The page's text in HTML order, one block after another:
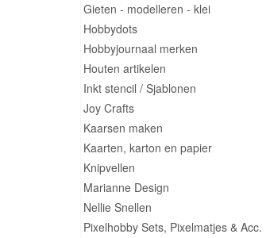
Gieten - modelleren - klei
Hobbydots
Hobbyjournaal merken
Houten artikelen
Inkt stencil / Sjablonen
Joy Crafts
Kaarsen maken
Kaarten, karton en papier
Knipvellen
Marianne Design
Nellie Snellen
Pixelhobby Sets, Pixelmatjes & Acc.